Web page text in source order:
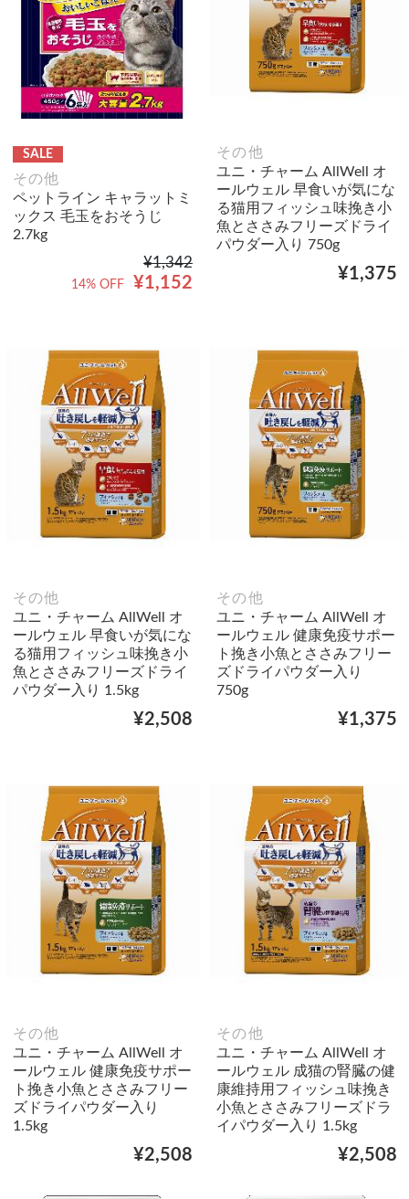
SALE
その他
ペットライン キャラットミ
ックス 毛玉をおそうじ
2.7kg
¥1,342
¥1,152
14% OFF
その他
ユニ・チャーム AllWell オ
ールウェル 早食いが気にな
る猫用フィッシュ味挽き小
魚とささみフリーズドライ
パウダー入り 750g
¥1,375
その他
ユニ・チャーム AllWell オ
ールウェル 早食いが気にな
る猫用フィッシュ味挽き小
魚とささみフリーズドライ
パウダー入り 1.5kg
¥2,508
その他
ユニ・チャーム AllWell オ
ールウェル 健康免疫サポー
ト挽き小魚とささみフリー
ズドライパウダー入り
750g
¥1,375
その他
ユニ・チャーム AllWell オ
ールウェル 健康免疫サポー
ト挽き小魚とささみフリー
ズドライパウダー入り
1.5kg
¥2,508
その他
ユニ・チャーム AllWell オ
ールウェル 成猫の腎臓の健
康維持用フィッシュ味挽き
小魚とささみフリーズドラ
イパウダー入り 1.5kg
¥2,508